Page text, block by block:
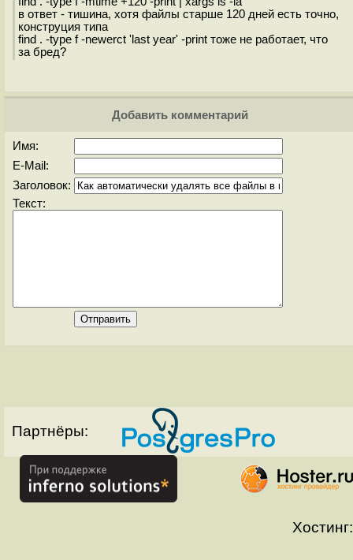
в ответ - тишина, хотя файлы старше 120 дней есть точно,
конструция типа
find . -type f -newerct 'last year' -print тоже не работает, что
за бред?
Добавить комментарий
Имя:
E-Mail:
Заголовок:
Текст:
Партнёры:
Хостинг: